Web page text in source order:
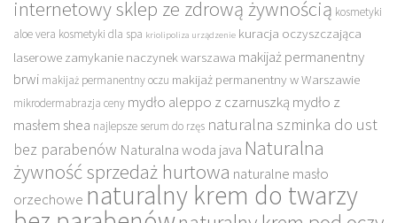
internetowy sklep ze zdrową żywnością kosmetyki
aloe vera kosmetyki dla spa kriolipoliza urządzenie kuracja oczyszczająca
laserowe zamykanie naczynek warszawa makijaż permanentny
brwi makijaż permanentny oczu makijaż permanentny w Warszawie
mikrodermabrazja ceny mydło aleppo z czarnuszką mydło z
masłem shea najlepsze serum do rzęs naturalna szminka do ust
bez parabenów Naturalna woda java Naturalna
żywność sprzedaż hurtowa naturalne masło
orzechowe naturalny krem do twarzy